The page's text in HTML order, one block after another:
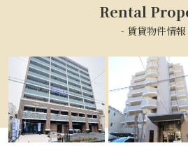
Rental
- 賃貸物件情